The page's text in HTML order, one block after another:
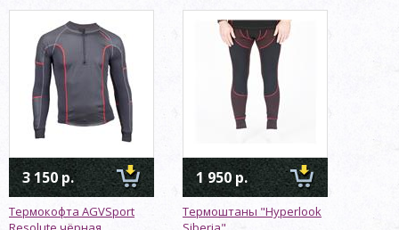
3 150 р.
Термокофта AGVSport
1 950 р.
Термоштаны "Hyperlook